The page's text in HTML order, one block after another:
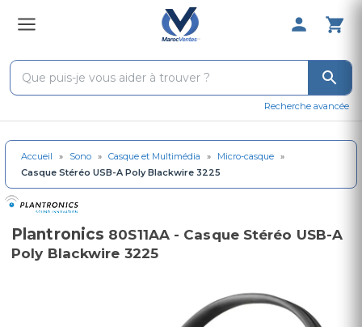
0 Produit
Recherche avancée
Accueil » Sono » Casque et Multimédia » Micro-casque »
Casque Stéréo USB-A Poly Blackwire 3225
Plantronics 80S11AA - Casque Stéréo USB-A
Poly Blackwire 3225